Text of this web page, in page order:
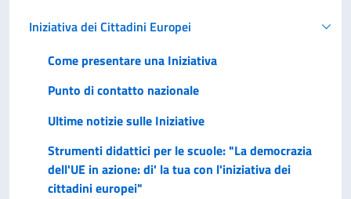
Iniziativa dei Cittadini Europei
Come presentare una Iniziativa
Punto di contatto nazionale
Ultime notizie sulle Iniziative
Strumenti didattici per le scuole: "La democrazia
dell'UE in azione: di' la tua con l'iniziativa dei
cittadini europei"